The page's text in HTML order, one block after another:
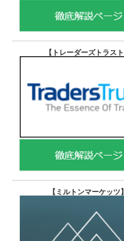
【トレーダーズトラスト
【 ミルトンマーケッツ】